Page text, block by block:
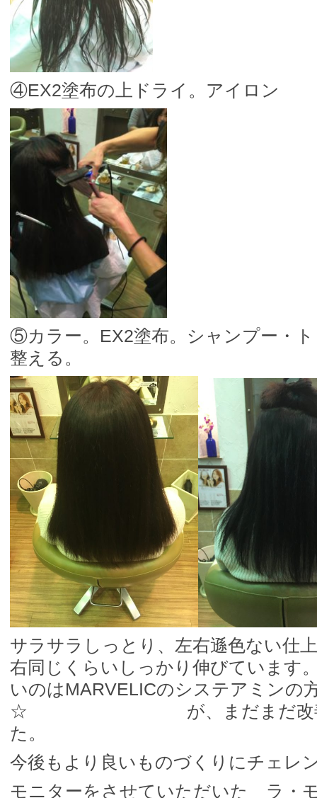
④EX2塗布の上ドライ。アイロン
⑤カラー。EX2塗布。シャンプー・
整える。
サラサラしっとり、左右遜色ない仕
右同じくらいしっかり伸びています
いのはMARVELICのシステアミンの
☆ が、まだまだ改善点
た。
今後もより良いものづくりにチェレ
モニターをさせていただいた ラ・